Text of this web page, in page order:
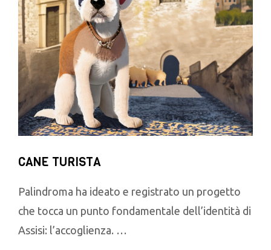
CANE TURISTA
Palindroma ha ideato e registrato un progetto
che tocca un punto fondamentale dell’identità di
Assisi: l’accoglienza. …